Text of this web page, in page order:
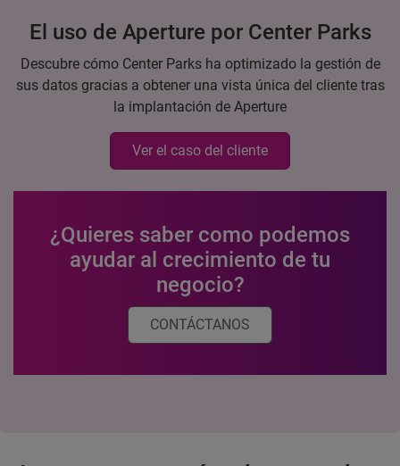
El uso de Aperture por Center Parks
Descubre cómo Center Parks ha optimizado la gestión de
sus datos gracias a obtener una vista única del cliente tras
la implantación de Aperture
Ver el caso del cliente
¿Quieres saber como podemos
ayudar al crecimiento de tu
negocio?
CONTÁCTANOS